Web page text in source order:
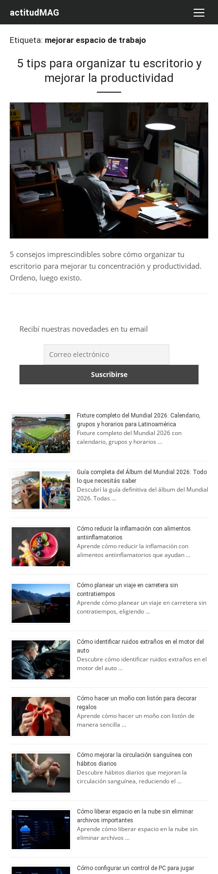
actitudMAG
Etiqueta: mejorar espacio de trabajo
5 tips para organizar tu escritorio y
mejorar la productividad
5 consejos imprescindibles sobre cómo organizar tu
escritorio para mejorar tu concentración y productividad.
Ordeno, luego existo.
Recibí nuestras novedades en tu email
Fixture completo del Mundial 2026: Calendario,
grupos y horarios para Latinoamérica
Fixture completo del Mundial 2026 con
calendario, grupos y horarios …
Guía completa del Álbum del Mundial 2026: Todo
lo que necesitás saber
Descubrí la guía definitiva del álbum del Mundial
2026. Todas …
Cómo reducir la inflamación con alimentos
antiinflamatorios
Aprende cómo reducir la inflamación con
alimentos antiinflamatorios que ayudan …
Cómo planear un viaje en carretera sin
contratiempos
Aprende cómo planear un viaje en carretera sin
contratiempos, eligiendo …
Cómo identificar ruidos extraños en el motor del
auto
Descubre cómo identificar ruidos extraños en el
motor del auto …
Cómo hacer un moño con listón para decorar
regalos
Aprende cómo hacer un moño con listón de
manera sencilla …
Cómo mejorar la circulación sanguínea con
hábitos diarios
Descubre hábitos diarios que mejoran la
circulación sanguínea, reduciendo el …
Cómo liberar espacio en la nube sin eliminar
archivos importantes
Aprende cómo liberar espacio en la nube sin
eliminar archivos …
Cómo configurar un control de PC para jugar